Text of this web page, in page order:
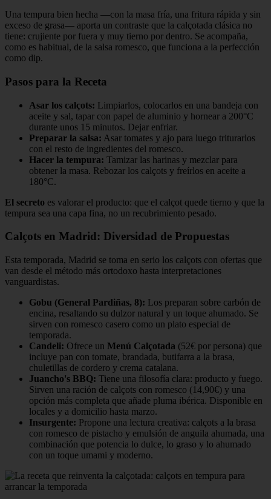
Una tempura bien hecha —con la masa fría, una fritura rápida y sin
exceso de grasa— aporta un contraste que la calçotada clásica no
tiene: crujiente por fuera y muy tierno por dentro. Se acompaña,
como es habitual, de la salsa romesco, que funciona a la perfección
como dip.
Pasos para la Receta
Asar los calçots: Limpiarlos, colocarlos en una bandeja con
aceite y sal, tapar con papel de aluminio y hornear a 200°C
durante unos 15 minutos. Dejar enfriar.
Preparar la salsa: Asar tomates y ajo para luego triturarlos
con el resto de ingredientes del romesco.
Hacer la tempura: Tamizar las harinas y mezclar para
obtener la masa. Rebozar los calçots y freírlos en aceite a
180°C.
El secreto es valorar el producto: que el calçot quede tierno y que la
tempura sea una capa fina, no un recubrimiento pesado.
Calçots en Madrid: Diversidad de Propuestas
Esta temporada, Madrid se toma en serio los calçots con ofertas que
van desde el método más ortodoxo hasta interpretaciones
vanguardistas.
Gobu (General Pardiñas, 8): Los preparan sobre carbón de
encina, resaltando su dulzor natural y un toque ahumado. Se
sirven con romesco casero como un plato especial de
temporada.
Candeli: Ofrece un Menú Calçotada (52€ por persona) que
incluye pan con tomate, brandada, butifarra a la brasa,
chuletillas de cordero y crema catalana.
Juancho's BBQ: Tiene una filosofía clara: producto y fuego.
Sirven una ración de calçots con romesco (14,90€) y una
opción más completa que añade pluma ibérica. Disponible en
locales y a domicilio hasta marzo.
Insurgente: Propone una lectura creativa: calçots a la brasa
con romesco de pistacho y emulsión de anguila ahumada, una
combinación que potencia lo dulce, lo graso y lo ahumado
con un toque umami y moderno.